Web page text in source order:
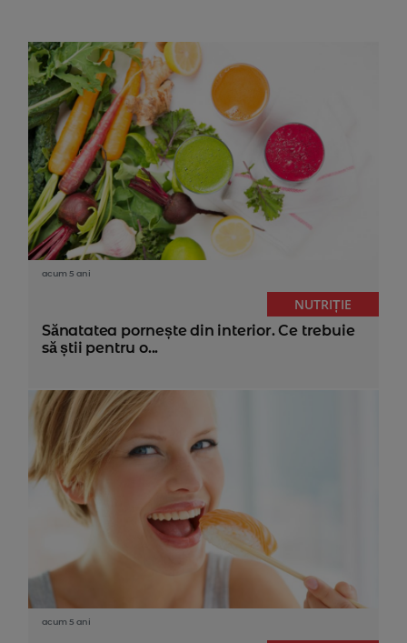
acum 5 ani
NUTRIȚIE
Sănatatea pornește din interior. Ce trebuie
să știi pentru o...
acum 5 ani